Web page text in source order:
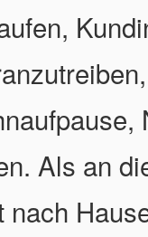
Als an